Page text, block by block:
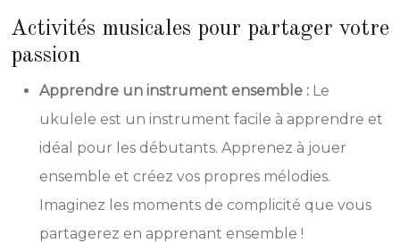
Activités musicales pour partager votre
passion
Apprendre un instrument ensemble : Le
ukulele est un instrument facile à apprendre et
idéal pour les débutants. Apprenez à jouer
ensemble et créez vos propres mélodies.
Imaginez les moments de complicité que vous
partagerez en apprenant ensemble !